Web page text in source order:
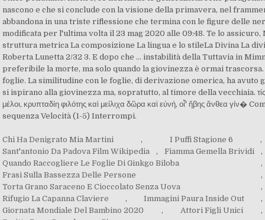
Chi Ha Denigrato Mia Martini , I Puffi Stagione 6
,
Sant'antonio Da Padova Film Wikipedia
, Fiamma Gemella Brividi
,
Quando Raccogliere Le Foglie Di Ginkgo Biloba
,
Frasi Sulla Bassezza Delle Persone
,
Torta Grano Saraceno E Cioccolato Senza Uova
,
Rifugio La Capanna Claviere
, Immagini Paura Inside Out
,
Giornata Mondiale Del Bambino 2020
, Attori Figli Unici
,